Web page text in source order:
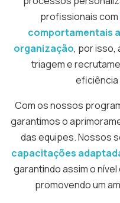
profissionais com
comportamentais
organização, por isso,
triagem e
eficiência
Com os nossos
garantimos o
das equipes. Nossos
capacitações
garantindo assim o
promovendo um